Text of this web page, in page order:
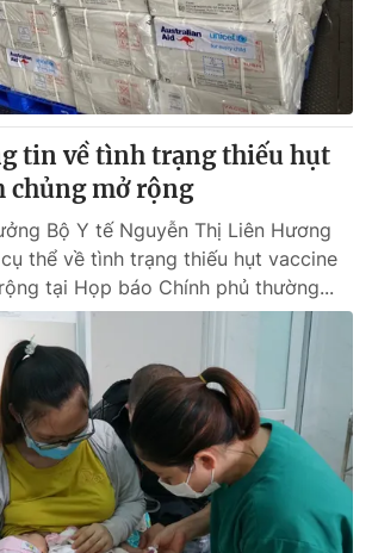
tin về tình trạng thiếu hụt
chủng mở rộng
Bộ Y tế Nguyễn Thị Liên Hương
thể về tình trạng thiếu hụt vaccine
tại Họp báo Chính phủ thường...